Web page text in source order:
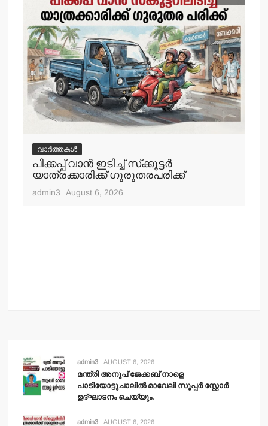
വാർത്തകൾ
പിക്കപ്പ് വാന്‍ ഇടിച്ച് സ്‌ക്കൂട്ടര്‍
യാത്രക്കാരിക്ക് ഗുരുതരപരിക്ക്
admin3 August 6, 2026
admin3 AUGUST 6, 2026
മന്ത്രി അനൂപ് ജേക്കബ് നാളെ
പാടിയോട്ടുചാലില്‍ മാവേലി സൂപ്പര്‍ സ്റ്റോര്‍
ഉദ്ഘാടനം ചെയ്യും.
admin3 AUGUST 6, 2026